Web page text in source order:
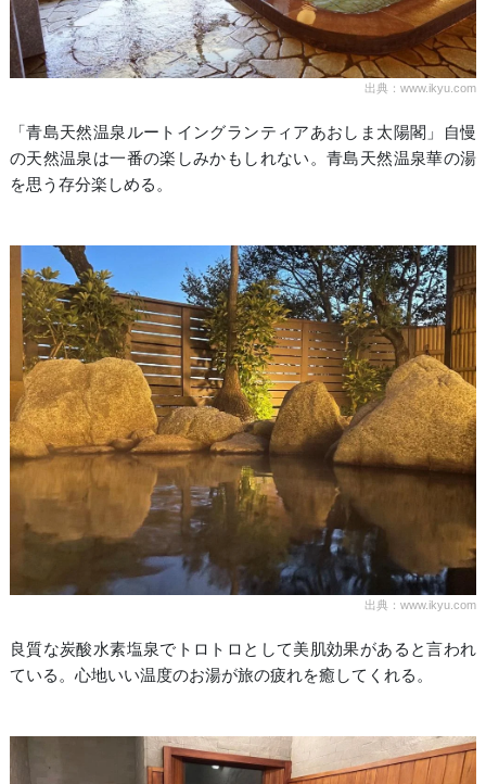
出典：www.ikyu.com
「青島天然温泉ルートイングランティアあおしま太陽閣」自慢
の天然温泉は一番の楽しみかもしれない。青島天然温泉華の湯
を思う存分楽しめる。
出典：www.ikyu.com
良質な炭酸水素塩泉でトロトロとして美肌効果があると言われ
ている。心地いい温度のお湯が旅の疲れを癒してくれる。